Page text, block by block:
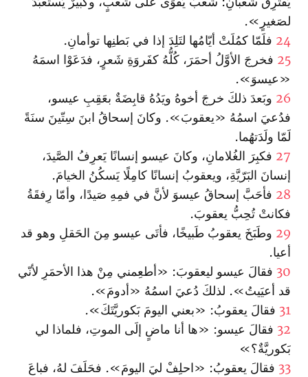
لصَغيرٍ».
24 فلَمّا كمُلَتْ أيّامُها لتَلِدَ إذا في بَطنِها توأمانِ.
25 فخرجَ الأوَّلُ أحمَرَ، كُلُّهُ كفَروَةِ شَعرٍ، فدَعَوْا اسمَهُ
«عيسوَ».
26 وبَعدَ ذلكَ خرجَ أخوهُ ويَدُهُ قابِضَةٌ بعَقِبِ عيسو،
فدُعيَ اسمُهُ «يعقوبَ». وكانَ إسحاقُ ابنَ سِتّينَ سنَةً
لَمّا ولَدَتهُما.
27 فكبِرَ الغُلامانِ، وكانَ عيسو إنسانًا يَعرِفُ الصَّيدَ،
إنسانَ البَرّيَّةِ، ويعقوبُ إنسانًا كامِلًا يَسكُنُ الخيامَ.
28 فأحَبَّ إسحاقُ عيسوَ لأنَّ في فمِهِ صَيدًا، وأمّا رِفقَةُ
فكانتْ تُحِبُّ يعقوبَ.
29 وطَبَخَ يعقوبُ طَبيخًا، فأتَى عيسو مِنَ الحَقلِ وهو قد
أعيا.
30 فقالَ عيسو ليعقوبَ: «أطعِمني مِنْ هذا الأحمَرِ لأنّي
قد أعيَيتُ». لذلكَ دُعيَ اسمُهُ «أدومَ».
31 فقالَ يعقوبُ: «بعني اليومَ بَكوريَّتَكَ».
32 فقالَ عيسو: «ها أنا ماضٍ إلَى الموتِ، فلماذا لي
بَكوريَّةٌ؟»
33 فقالَ يعقوبُ: «احلِفْ ليَ اليومَ». فحَلَفَ لهُ، فباعَ